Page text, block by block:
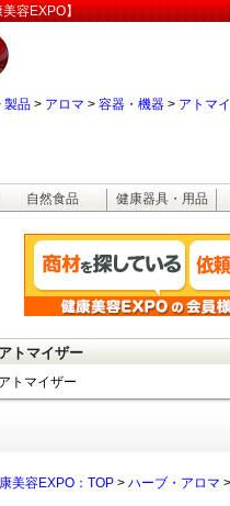
容EXPO】
製品 > アロマ > 容器・機器 > アトマ
自然食品 健康器具・用品
アトマイザー
アトマイザー
美容EXPO：TOP > ハーブ・アロマ